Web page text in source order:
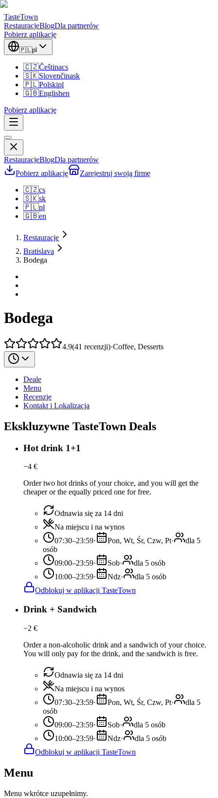
TasteTown
RestauracjeBlogDla partnerów
Pobierz aplikację
🇵🇱pl
🇨🇿Češtinacs
🇸🇰Slovenčinask
🇵🇱Polskipl
🇬🇧Englishen
Pobierz aplikację
RestauracjeBlogDla partnerów
Pobierz aplikację
Zarejestruj swoją firmę
🇨🇿cs
🇸🇰sk
🇵🇱pl
🇬🇧en
Restauracje
Bratislava
Bodega
Bodega
4.9(41 recenzji)·Coffee, Desserts
Deale
Menu
Recenzje
Kontakt i Lokalizacja
Ekskluzywne TasteTown Deals
Hot drink 1+1
−4 €
Order two hot drinks of your choice, and you will get the
cheaper or the equally priced one for free.
Odnawia się za 14 dni
Na miejscu i na wynos
07:30–23:59· Pon, Wt, Śr, Czw, Pt·
dla 5
osób
09:00–23:59· Sob·
dla 5 osób
10:00–23:59· Ndz·
dla 5 osób
Odblokuj w aplikacji TasteTown
Drink + Sandwich
−2 €
Order a non-alcoholic drink and a sandwich of your choice.
You will only pay for the drink, and the sandwich is free.
Odnawia się za 14 dni
Na miejscu i na wynos
07:30–23:59· Pon, Wt, Śr, Czw, Pt·
dla 5
osób
09:00–23:59· Sob·
dla 5 osób
10:00–23:59· Ndz·
dla 5 osób
Odblokuj w aplikacji TasteTown
Menu
Menu wkrótce uzupełnimy.